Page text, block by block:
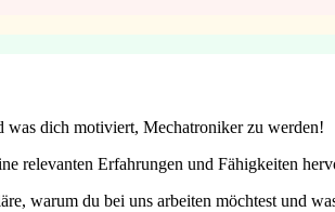
was dich motiviert, Mechatroniker zu werden!
relevanten Erfahrungen und Fähigkeiten
warum du bei uns arbeiten möchtest und